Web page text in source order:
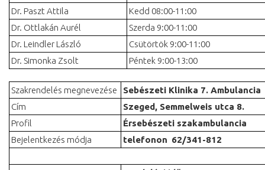
Dr. Paszt Attila
Kedd 08:00-11:00
Dr. Ottlakán Aurél
Szerda 9:00-11:00
Dr. Leindler László
Csütörtök 9:00-11:00
Dr. Simonka Zsolt
Péntek 9:00-13:00
Szakrendelés megnevezése
Sebészeti Klinika 7. Ambulancia
Cím
Szeged, Semmelweis utca 8.
Profil
Érsebészeti szakambulancia
Bejelentkezés módja
telefonon 62/341-812